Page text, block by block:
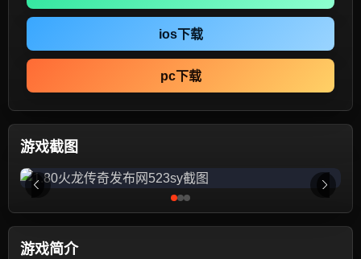
ios下载
pc下载
游戏截图
游戏简介